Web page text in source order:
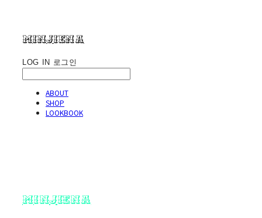
minjiena
LOG IN 로그인
ABOUT
SHOP
LOOKBOOK
minjiena